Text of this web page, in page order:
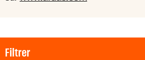
Filtrer